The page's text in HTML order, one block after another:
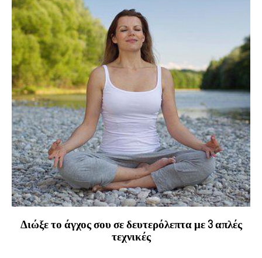
Διώξε το άγχος σου σε δευτερόλεπτα με 3 απλές
τεχνικές